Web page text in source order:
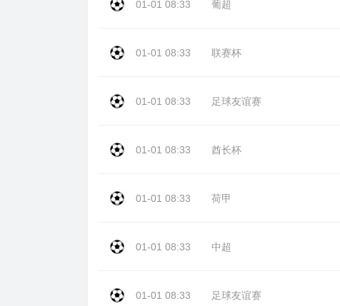
01-01 08:33 葡超
01-01 08:33 联赛杯
01-01 08:33 足球友谊赛
01-01 08:33 酋长杯
01-01 08:33 荷甲
01-01 08:33 中超
01-01 08:33 足球友谊赛